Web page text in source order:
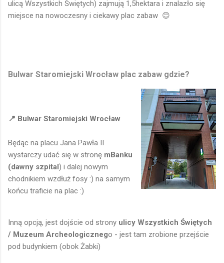
ulicą Wszystkich Świętych) zajmują 1,5hektara i znalazło się
miejsce na nowoczesny i ciekawy plac zabaw 😊
Bulwar Staromiejski Wrocław plac zabaw gdzie?
📍 Bulwar Staromiejski Wrocław
Będąc na placu Jana Pawła II
wystarczy udać się w stronę mBanku
(dawny szpital) i dalej nowym
chodnikiem wzdłuż fosy :) na samym
końcu traficie na plac :)
Inną opcją, jest dojście od strony ulicy Wszystkich Świętych
/ Muzeum Archeologicznego - jest tam zrobione przejście
pod budynkiem (obok Żabki)